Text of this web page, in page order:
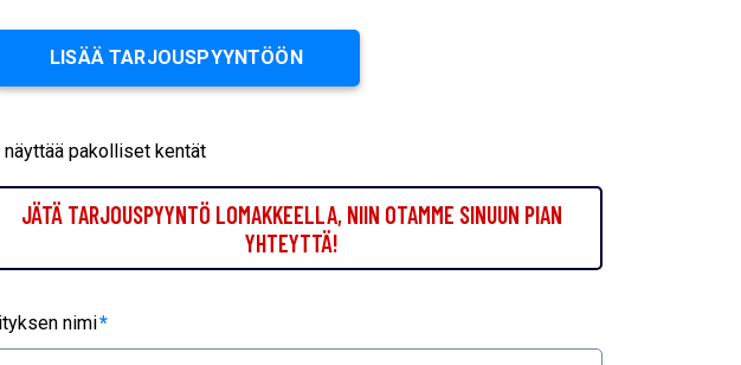
LISÄÄ TARJOUSPYYNTÖÖN
näyttää pakolliset kentät
JÄTÄ TARJOUSPYYNTÖ LOMAKKEELLA, NIIN OTAMME SINUUN PIAN
YHTEYTTÄ!
nimi*